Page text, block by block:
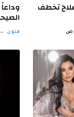
تخطف
فنون